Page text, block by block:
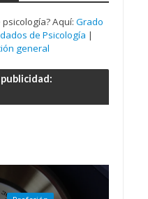
Aquí: Grado
de Psicología |
general